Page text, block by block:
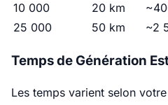
10 000
20 km
25 000
50 km ~2
Temps de Génération
Les temps varient selon